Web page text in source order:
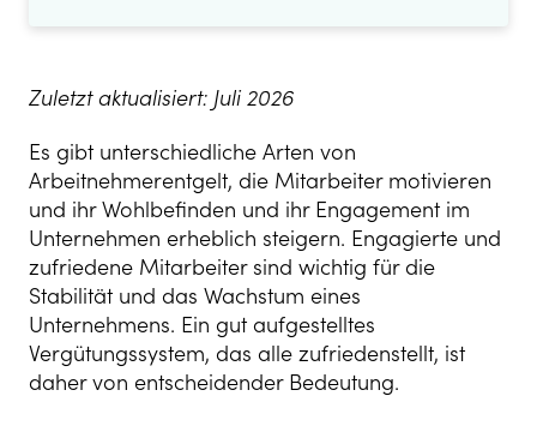
Zuletzt aktualisiert: Juli 2026
Es gibt unterschiedliche Arten von
Arbeitnehmerentgelt, die Mitarbeiter motivieren
und ihr Wohlbefinden und ihr Engagement im
Unternehmen erheblich steigern. Engagierte und
zufriedene Mitarbeiter sind wichtig für die
Stabilität und das Wachstum eines
Unternehmens. Ein gut aufgestelltes
Vergütungssystem, das alle zufriedenstellt, ist
daher von entscheidender Bedeutung.